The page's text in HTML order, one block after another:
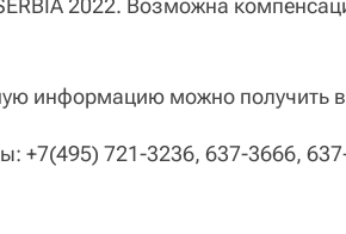
информацию можно получить
+7(495) 721-3236, 637-3666,